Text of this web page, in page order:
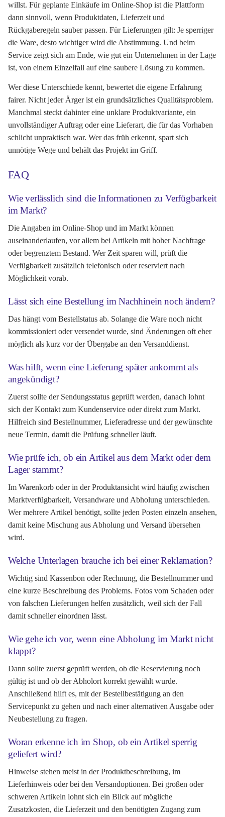
willst. Für geplante Einkäufe im Online-Shop ist die Plattform
dann sinnvoll, wenn Produktdaten, Lieferzeit und
Rückgaberegeln sauber passen. Für Lieferungen gilt: Je sperriger
die Ware, desto wichtiger wird die Abstimmung. Und beim
Service zeigt sich am Ende, wie gut ein Unternehmen in der Lage
ist, von einem Einzelfall auf eine saubere Lösung zu kommen.
Wer diese Unterschiede kennt, bewertet die eigene Erfahrung
fairer. Nicht jeder Ärger ist ein grundsätzliches Qualitätsproblem.
Manchmal steckt dahinter eine unklare Produktvariante, ein
unvollständiger Auftrag oder eine Lieferart, die für das Vorhaben
schlicht unpraktisch war. Wer das früh erkennt, spart sich
unnötige Wege und behält das Projekt im Griff.
FAQ
Wie verlässlich sind die Informationen zu Verfügbarkeit
im Markt?
Die Angaben im Online-Shop und im Markt können
auseinanderlaufen, vor allem bei Artikeln mit hoher Nachfrage
oder begrenztem Bestand. Wer Zeit sparen will, prüft die
Verfügbarkeit zusätzlich telefonisch oder reserviert nach
Möglichkeit vorab.
Lässt sich eine Bestellung im Nachhinein noch ändern?
Das hängt vom Bestellstatus ab. Solange die Ware noch nicht
kommissioniert oder versendet wurde, sind Änderungen oft eher
möglich als kurz vor der Übergabe an den Versanddienst.
Was hilft, wenn eine Lieferung später ankommt als
angekündigt?
Zuerst sollte der Sendungsstatus geprüft werden, danach lohnt
sich der Kontakt zum Kundenservice oder direkt zum Markt.
Hilfreich sind Bestellnummer, Lieferadresse und der gewünschte
neue Termin, damit die Prüfung schneller läuft.
Wie prüfe ich, ob ein Artikel aus dem Markt oder dem
Lager stammt?
Im Warenkorb oder in der Produktansicht wird häufig zwischen
Marktverfügbarkeit, Versandware und Abholung unterschieden.
Wer mehrere Artikel benötigt, sollte jeden Posten einzeln ansehen,
damit keine Mischung aus Abholung und Versand übersehen
wird.
Welche Unterlagen brauche ich bei einer Reklamation?
Wichtig sind Kassenbon oder Rechnung, die Bestellnummer und
eine kurze Beschreibung des Problems. Fotos vom Schaden oder
von falschen Lieferungen helfen zusätzlich, weil sich der Fall
damit schneller einordnen lässt.
Wie gehe ich vor, wenn eine Abholung im Markt nicht
klappt?
Dann sollte zuerst geprüft werden, ob die Reservierung noch
gültig ist und ob der Abholort korrekt gewählt wurde.
Anschließend hilft es, mit der Bestellbestätigung an den
Servicepunkt zu gehen und nach einer alternativen Ausgabe oder
Neubestellung zu fragen.
Woran erkenne ich im Shop, ob ein Artikel sperrig
geliefert wird?
Hinweise stehen meist in der Produktbeschreibung, im
Lieferhinweis oder bei den Versandoptionen. Bei großen oder
schweren Artikeln lohnt sich ein Blick auf mögliche
Zusatzkosten, die Lieferzeit und den benötigten Zugang zum